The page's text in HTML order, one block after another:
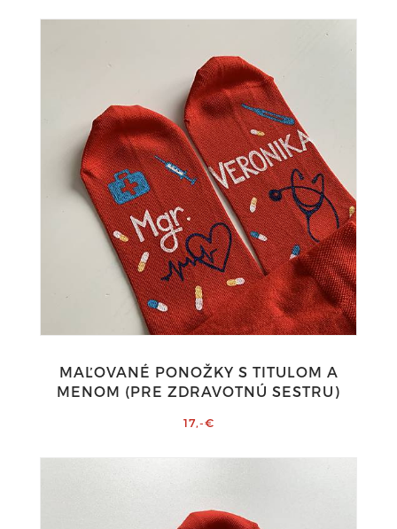
MAĽOVANÉ PONOŽKY S TITULOM A
MENOM (PRE ZDRAVOTNÚ SESTRU)
17,-€